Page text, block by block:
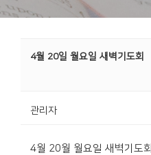
4월 20일 월요일 새벽기도회
관리자
4월 20월 월요일 새벽기도회